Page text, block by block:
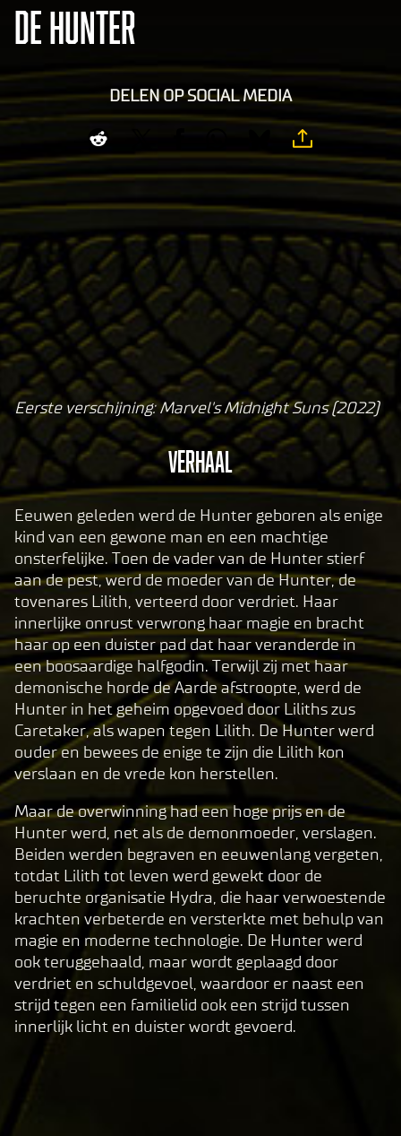
DE HUNTER
DELEN OP SOCIAL MEDIA
A
c
c
e
p
t
&
P
l
a
y
By
clic
king
play,
agre
e to
Yo
uT
ub
e's
pri
va
cy
pol
Eerste verschijning: Marvel's Midnight Suns (2022)
Verhaal
Eeuwen geleden werd de Hunter geboren als enige
kind van een gewone man en een machtige
onsterfelijke. Toen de vader van de Hunter stierf
aan de pest, werd de moeder van de Hunter, de
tovenares Lilith, verteerd door verdriet. Haar
innerlijke onrust verwrong haar magie en bracht
haar op een duister pad dat haar veranderde in
een boosaardige halfgodin. Terwijl zij met haar
demonische horde de Aarde afstroopte, werd de
Hunter in het geheim opgevoed door Liliths zus
Caretaker, als wapen tegen Lilith. De Hunter werd
ouder en bewees de enige te zijn die Lilith kon
verslaan en de vrede kon herstellen.
Maar de overwinning had een hoge prijs en de
Hunter werd, net als de demonmoeder, verslagen.
Beiden werden begraven en eeuwenlang vergeten,
totdat Lilith tot leven werd gewekt door de
beruchte organisatie Hydra, die haar verwoestende
krachten verbeterde en versterkte met behulp van
magie en moderne technologie. De Hunter werd
ook teruggehaald, maar wordt geplaagd door
verdriet en schuldgevoel, waardoor er naast een
strijd tegen een familielid ook een strijd tussen
innerlijk licht en duister wordt gevoerd.